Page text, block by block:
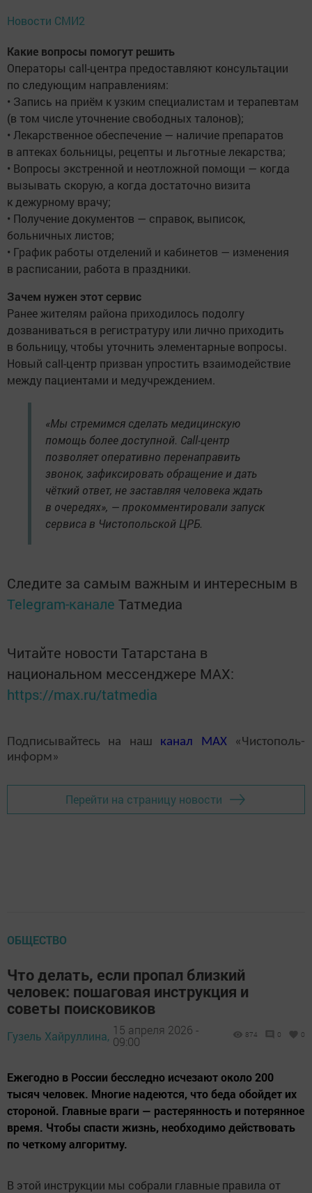
Новости СМИ2
Какие вопросы помогут решить
Операторы call-центра предоставляют консультации
по следующим направлениям:
• Запись на приём к узким специалистам и терапевтам
(в том числе уточнение свободных талонов);
• Лекарственное обеспечение — наличие препаратов
в аптеках больницы, рецепты и льготные лекарства;
• Вопросы экстренной и неотложной помощи — когда
вызывать скорую, а когда достаточно визита
к дежурному врачу;
• Получение документов — справок, выписок,
больничных листов;
• График работы отделений и кабинетов — изменения
в расписании, работа в праздники.
Зачем нужен этот сервис
Ранее жителям района приходилось подолгу
дозваниваться в регистратуру или лично приходить
в больницу, чтобы уточнить элементарные вопросы.
Новый call-центр призван упростить взаимодействие
между пациентами и медучреждением.
«Мы стремимся сделать медицинскую
помощь более доступной. Call-центр
позволяет оперативно перенаправить
звонок, зафиксировать обращение и дать
чёткий ответ, не заставляя человека ждать
в очередях», — прокомментировали запуск
сервиса в Чистопольской ЦРБ.
Следите за самым важным и интересным в
Telegram-канале Татмедиа
Читайте новости Татарстана в
национальном мессенджере MАХ:
https://max.ru/tatmedia
Подписывайтесь на наш канал MAX«Чистополь-
информ»
Перейти на страницу новости
ОБЩЕСТВО
Что делать, если пропал близкий
человек: пошаговая инструкция и
советы поисковиков
Гузель Хайруллина, 15 апреля 2026 -
09:00
874 0 0
Ежегодно в России бесследно исчезают около 200
тысяч человек. Многие надеются, что беда обойдет их
стороной. Главные враги — растерянность и потерянное
время. Чтобы спасти жизнь, необходимо действовать
по четкому алгоритму.
В этой инструкции мы собрали главные правила от